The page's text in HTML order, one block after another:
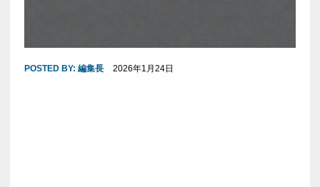
POSTED BY: 編集長 2026年1月24日